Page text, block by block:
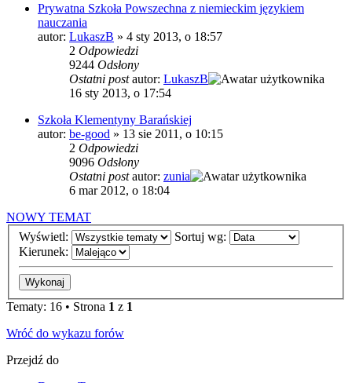
Prywatna Szkoła Powszechna z niemieckim językiem
nauczania
autor: LukaszB » 4 sty 2013, o 18:57
2 Odpowiedzi
9244 Odsłony
Ostatni postautor: LukaszB
16 sty 2013, o 17:54
Szkoła Klementyny Barańskiej
autor: be-good » 13 sie 2011, o 10:15
2 Odpowiedzi
9096 Odsłony
Ostatni postautor: zunia
6 mar 2012, o 18:04
NOWY TEMAT
Wyświetl:
Sortuj wg:
Kierunek:
Tematy: 16 • Strona 1 z 1
Wróć do wykazu forów
Przejdź do